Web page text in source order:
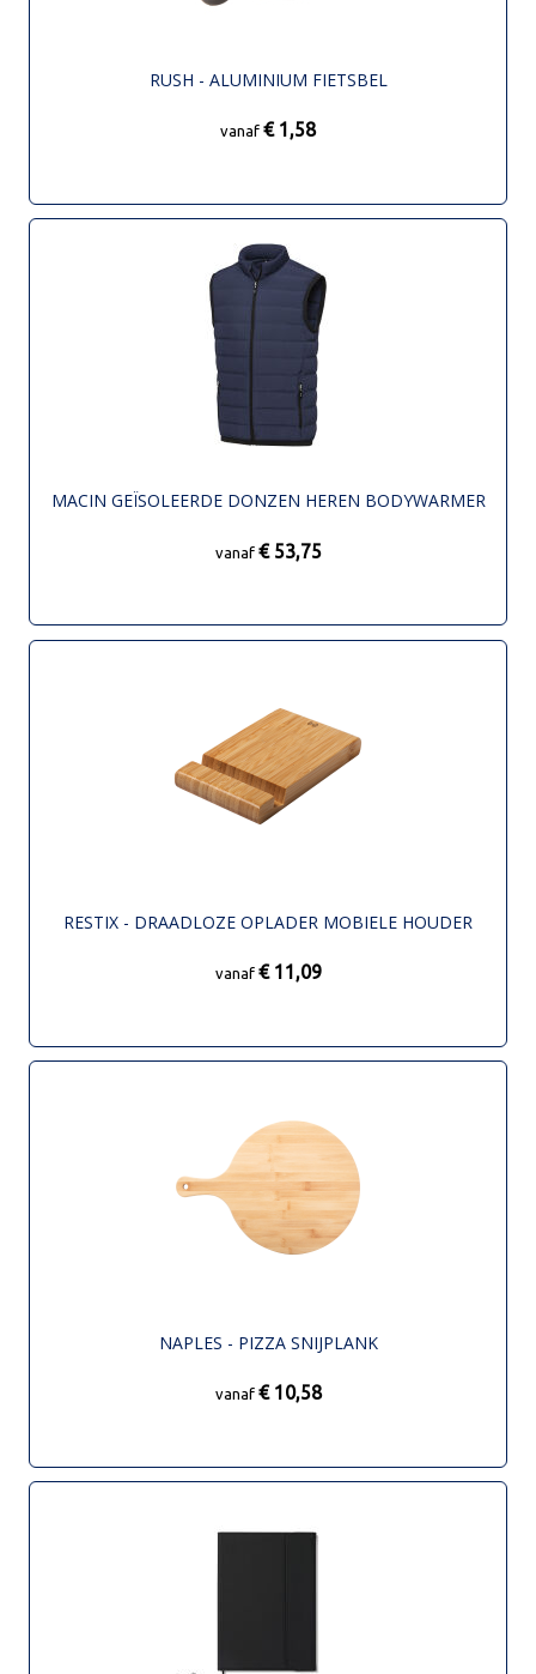
RUSH - ALUMINIUM FIETSBEL
vanaf € 1,58
MACIN GEÏSOLEERDE DONZEN HEREN BODYWARMER
vanaf € 53,75
RESTIX - DRAADLOZE OPLADER MOBIELE HOUDER
vanaf € 11,09
NAPLES - PIZZA SNIJPLANK
vanaf € 10,58